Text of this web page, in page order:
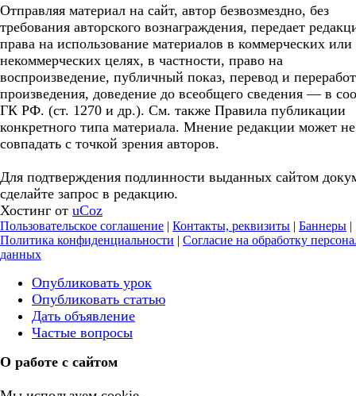
Отправляя материал на сайт, автор безвозмездно, без
требования авторского вознаграждения, передает
права на использование материалов в коммерческих или
некоммерческих целях, в частности, право на
воспроизведение, публичный показ, перевод и
произведения, доведение до всеобщего сведения — в
ГК РФ. (ст. 1270 и др.). См. также Правила публикации
конкретного типа материала. Мнение редакции может не
совпадать с точкой зрения авторов.
Для подтверждения подлинности выданных сайтом
сделайте запрос в редакцию.
Хостинг от uCoz
Пользовательское соглашение | Контакты, реквизиты | Баннеры |
Политика конфиденциальности | Согласие на обработку
данных
Опубликовать урок
Опубликовать статью
Дать объявление
Частые вопросы
О работе с сайтом